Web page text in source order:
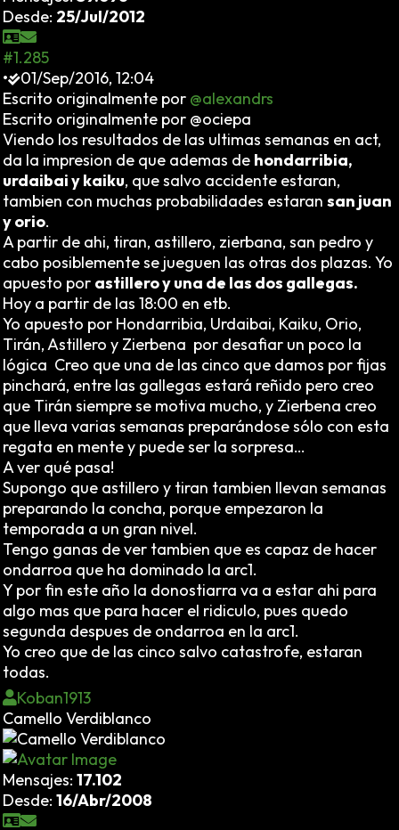
Desde: 25/Jul/2012
#1.285
•
01/Sep/2016, 12:04
Escrito originalmente por @alexandrs
Escrito originalmente por @ociepa
Viendo los resultados de las ultimas semanas en act,
da la impresion de que ademas de hondarribia,
urdaibai y kaiku, que salvo accidente estaran,
tambien con muchas probabilidades estaran san juan
y orio.
A partir de ahi, tiran, astillero, zierbana, san pedro y
cabo posiblemente se jueguen las otras dos plazas. Yo
apuesto por astillero y una de las dos gallegas.
Hoy a partir de las 18:00 en etb.
Yo apuesto por Hondarribia, Urdaibai, Kaiku, Orio,
Tirán, Astillero y Zierbena por desafiar un poco la
lógica Creo que una de las cinco que damos por fijas
pinchará, entre las gallegas estará reñido pero creo
que Tirán siempre se motiva mucho, y Zierbena creo
que lleva varias semanas preparándose sólo con esta
regata en mente y puede ser la sorpresa…
A ver qué pasa!
Supongo que astillero y tiran tambien llevan semanas
preparando la concha, porque empezaron la
temporada a un gran nivel.
Tengo ganas de ver tambien que es capaz de hacer
ondarroa que ha dominado la arc1.
Y por fin este año la donostiarra va a estar ahi para
algo mas que para hacer el ridiculo, pues quedo
segunda despues de ondarroa en la arc1.
Yo creo que de las cinco salvo catastrofe, estaran
todas.
Koban1913
Camello Verdiblanco
Mensajes: 17.102
Desde: 16/Abr/2008